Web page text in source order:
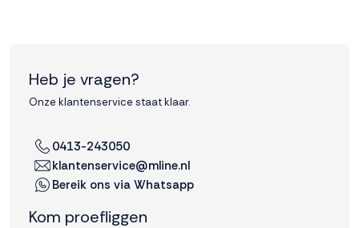
Heb je vragen?
Onze klantenservice staat klaar.
0413-243050
klantenservice@mline.nl
Bereik ons via Whatsapp
Kom proefliggen